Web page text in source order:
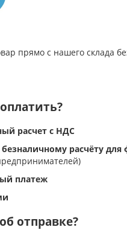
прямо с нашего склада
расчет с НДС
расчёту для
платеж
отправке?